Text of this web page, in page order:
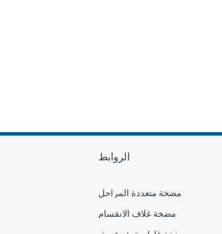
الروابط
مضخة متعددة المراحل
مضخة غلاف الانقسام